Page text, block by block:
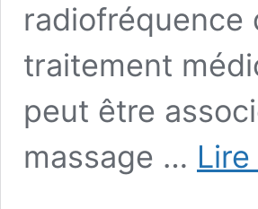
radiofréquence
traitement
peut être
massage …